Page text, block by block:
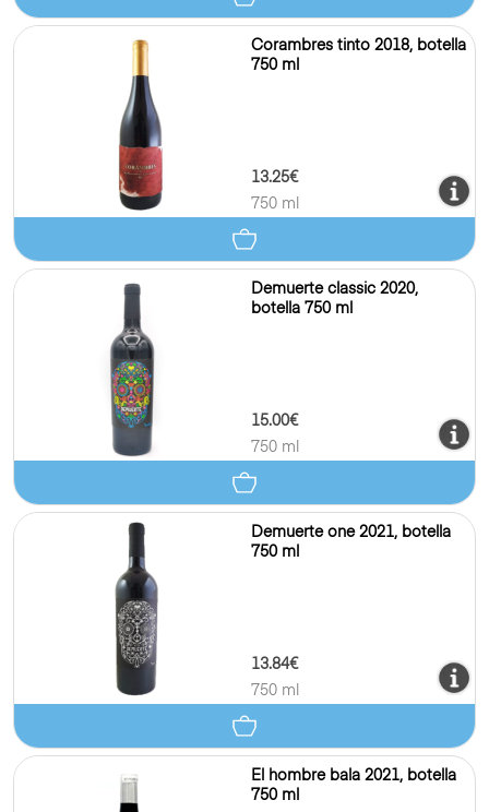
Corambres tinto 2018, botella
750 ml
13.25€
750 ml
Demuerte classic 2020,
botella 750 ml
15.00€
750 ml
Demuerte one 2021, botella
750 ml
13.84€
750 ml
El hombre bala 2021, botella
750 ml